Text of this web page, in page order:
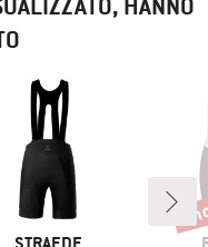
HANNO